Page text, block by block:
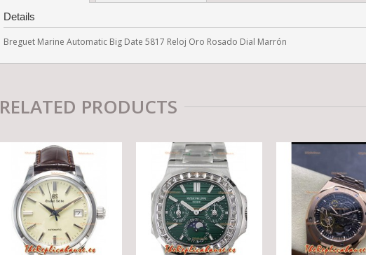
Details
Breguet Marine Automatic Big Date 5817 Reloj Oro Rosado Dial Marrón
RELATED PRODUCTS